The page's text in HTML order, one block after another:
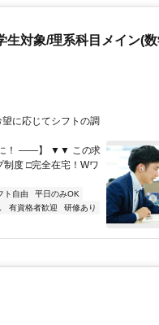
生対象/理系科目メイン(
に応じてシフトの調
に！ ――】 ▼▼ この求
度 □完全在宅！Wワ
ト自由
平日のみOK
有資格者歓迎
研修あり